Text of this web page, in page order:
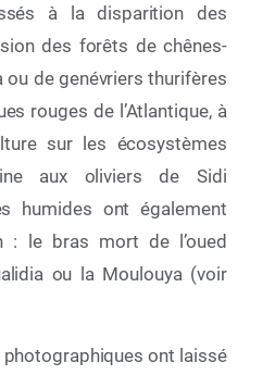
Mai 2026
et conscience
Fondation Mohammed VI
de l’Environnement vous
à la 31ᵉ édition du Salon
à la disparition des
des forêts de chênes-
ou de genévriers thurifères
rouges de l’Atlantique, à
sur les écosystèmes
aux oliviers de Sidi
humides ont également
: le bras mort de l’oued
ou la Moulouya (voir
ont laissé